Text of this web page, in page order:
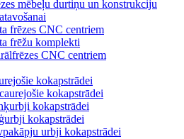
mēbeļu durtiņu un konstrukciju
frēzes CNC centriem
frēžu komplekti
CNC centriem
kokapstrādei
kokapstrādei
kokapstrādei
kokapstrādei
urbji kokapstrādei